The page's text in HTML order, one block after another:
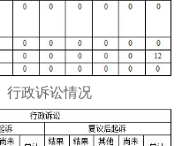
政诉讼情况